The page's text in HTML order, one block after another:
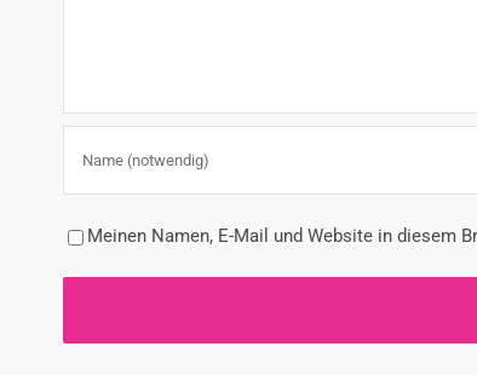
Meinen Namen, E-Mail und Website in diesem